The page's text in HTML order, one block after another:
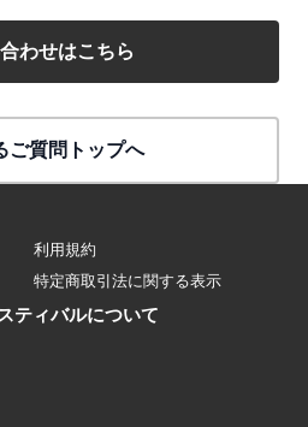
わせはこちら
ご質問トップへ
利用規約
特定商取引法に関する表示
ティバルについて